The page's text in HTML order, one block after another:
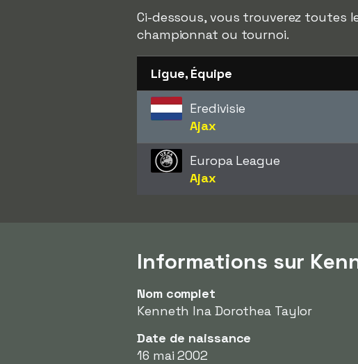
Ci-dessous, vous trouverez toutes
championnat ou tournoi.
Ligue, Équipe
Eredivisie
Ajax
Europa League
Ajax
Informations sur
Nom complet
Kenneth Ina Dorothea Taylor
Date de naissance
16 mai 2002